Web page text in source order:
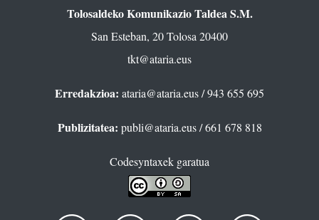
Tolosaldeko Komunikazio Taldea S.M.
San Esteban, 20 Tolosa 20400
tkt@ataria.eus
Erredakzioa: ataria@ataria.eus/ 943 655 695
Publizitatea: publi@ataria.eus/ 661 678 818
Codesyntaxek garatua